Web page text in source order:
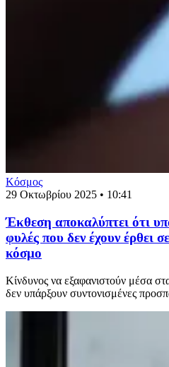
Κόσμος
29 Οκτωβρίου 2025 • 10:41
Έκθεση αποκαλύπτει ότι
φυλές που δεν έχουν έρθει
κόσμο
Κίνδυνος να εξαφανιστούν μέσα
δεν υπάρξουν συντονισμένες